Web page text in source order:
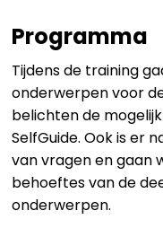
Programma
Tijdens de training
onderwerpen voor
belichten de
SelfGuide. Ook is er
van vragen en gaan
behoeftes van de
onderwerpen.